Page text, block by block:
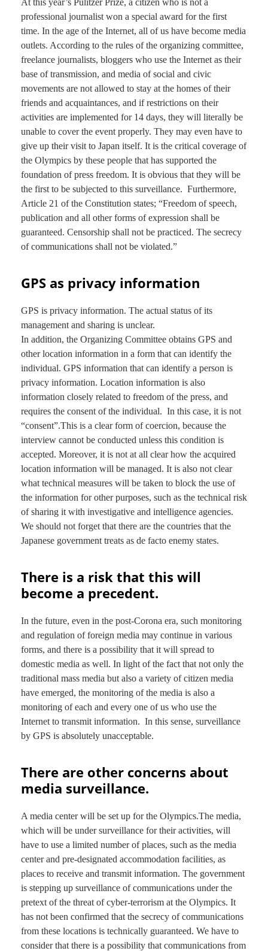
At this year’s Pulitzer Prize, a citizen who is not a
professional journalist won a special award for the first
time. In the age of the Internet, all of us have become media
outlets. According to the rules of the organizing committee,
freelance journalists, bloggers who use the Internet as their
base of transmission, and media of social and civic
movements are not allowed to stay at the homes of their
friends and acquaintances, and if restrictions on their
activities are implemented for 14 days, they will literally be
unable to cover the event properly. They may even have to
give up their visit to Japan itself. It is the critical coverage of
the Olympics by these people that has supported the
foundation of press freedom. It is obvious that they will be
the first to be subjected to this surveillance. Furthermore,
Article 21 of the Constitution states; “Freedom of speech,
publication and all other forms of expression shall be
guaranteed. Censorship shall not be practiced. The secrecy
of communications shall not be violated.”
GPS as privacy information
GPS is privacy information. The actual status of its
management and sharing is unclear.
In addition, the Organizing Committee obtains GPS and
other location information in a form that can identify the
individual. GPS information that can identify a person is
privacy information. Location information is also
information closely related to freedom of the press, and
requires the consent of the individual. In this case, it is not
“consent”.This is a clear form of coercion, because the
interview cannot be conducted unless this condition is
accepted. Moreover, it is not at all clear how the acquired
location information will be managed. It is also not clear
what technical measures will be taken to block the use of
the information for other purposes, such as the technical risk
of sharing it with investigative and intelligence agencies.
We should not forget that there are the countries that the
Japanese government treats as de facto enemy states.
There is a risk that this will
become a precedent.
In the future, even in the post-Corona era, such monitoring
and regulation of foreign media may continue in various
forms, and there is a possibility that it will spread to
domestic media as well. In light of the fact that not only the
traditional mass media but also a variety of citizen media
have emerged, the monitoring of the media is also a
monitoring of each and every one of us who use the
Internet to transmit information. In this sense, surveillance
by GPS is absolutely unacceptable.
There are other concerns about
media surveillance.
A media center will be set up for the Olympics.The media,
which will be under surveillance for their activities, will
have to use a limited number of places, such as the media
center and pre-designated accommodation facilities, as
places to receive and transmit information. The government
is stepping up surveillance of communications under the
pretext of the threat of cyber-terrorism at the Olympics. It
has not been confirmed that the secrecy of communications
from these locations is technically guaranteed. We have to
consider that there is a possibility that communications from